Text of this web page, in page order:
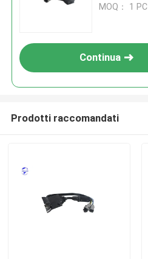
MOQ： 1 PC
Continua
Prodotti raccomandati